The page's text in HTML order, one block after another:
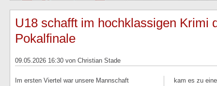
U18 schafft im hochklassigen Krimi
Pokalfinale
09.05.2026 16:30 von Christian Stade
Im ersten Viertel war unsere Mannschaft
kam es zu